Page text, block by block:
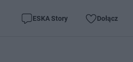
ESKA Story Dołącz